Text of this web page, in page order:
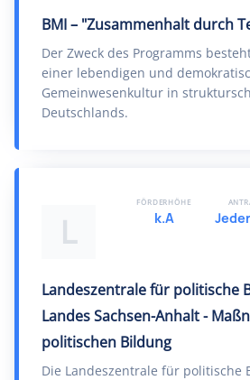
BMI – "Zusammenhalt durch
Der Zweck des Programms
einer lebendigen und
Gemeinwesenkultur in
Deutschlands.
L
Landeszentrale für politische
Landes Sachsen-Anhalt -
politischen Bildung
Die Landeszentrale für politische
FÖRDERHÖHE
k.A